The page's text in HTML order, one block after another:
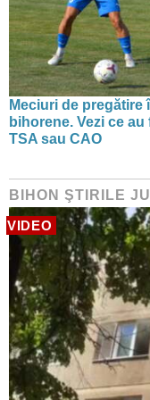
Meciuri de pregătire
bihorene. Vezi ce
TSA sau CAO
BIHON ŞTIRILE
VIDEO